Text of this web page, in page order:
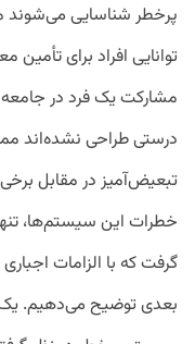
پرخطر شناسایی می‌شوند
توانایی افراد برای
مشارکت یک فرد در
درستی طراحی نشده‌اند
تبعیض‌آمیز در مقابل
خطرات این سیستم‌ها،
گرفت که با الزامات
بعدی توضیح می‌دهیم.